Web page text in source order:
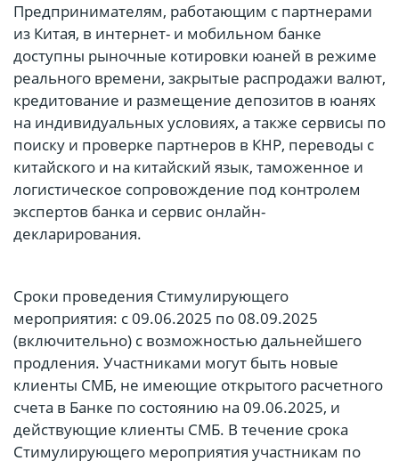
Предпринимателям, работающим с партнерами
из Китая, в интернет- и мобильном банке
доступны рыночные котировки юаней в режиме
реального времени, закрытые распродажи валют,
кредитование и размещение депозитов в юанях
на индивидуальных условиях, а также сервисы по
поиску и проверке партнеров в КНР, переводы с
китайского и на китайский язык, таможенное и
логистическое сопровождение под контролем
экспертов банка и сервис онлайн-
декларирования.
Сроки проведения Стимулирующего
мероприятия: с 09.06.2025 по 08.09.2025
(включительно) с возможностью дальнейшего
продления. Участниками могут быть новые
клиенты СМБ, не имеющие открытого расчетного
счета в Банке по состоянию на 09.06.2025, и
действующие клиенты СМБ. В течение срока
Стимулирующего мероприятия участникам по